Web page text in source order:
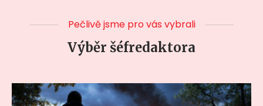
Pečlivě jsme pro vás vybrali
Výběr šéfredaktora